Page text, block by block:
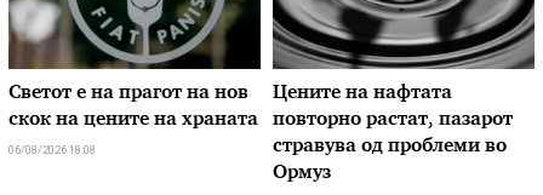
Светот е на прагот на нов
скок на цените на храната
06/08/2026 18:08
Цените на нафтата
повторно растат, пазарот
стравува од проблеми во
Ормуз